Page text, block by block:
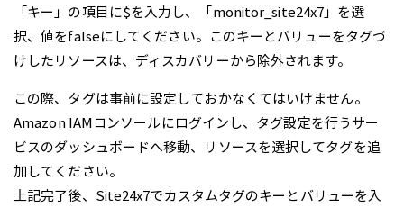
「キー」の項目に$を入力し、「monitor_site24x7」を選
択、値をfalseにしてください。このキーとバリューをタグづ
けしたリソースは、ディスカバリーから除外されます。
この際、タグは事前に設定しておかなくてはいけません。
Amazon IAMコンソールにログインし、タグ設定を行うサー
ビスのダッシュボードへ移動、リソースを選択してタグを追
加してください。
上記完了後、Site24x7でカスタムタグのキーとバリューを入